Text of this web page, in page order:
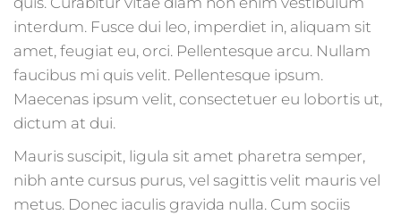
interdum. Fusce dui leo, imperdiet in, aliquam sit
amet, feugiat eu, orci. Pellentesque arcu. Nullam
faucibus mi quis velit. Pellentesque ipsum.
Maecenas ipsum velit, consectetuer eu lobortis ut,
dictum at dui.
Mauris suscipit, ligula sit amet pharetra semper,
nibh ante cursus purus, vel sagittis velit mauris vel
metus. Donec iaculis gravida nulla. Cum sociis